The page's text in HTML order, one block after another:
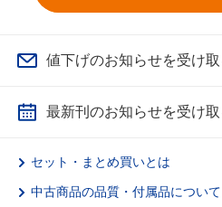
値下げのお知らせを受け取
最新刊のお知らせを受け取
セット・まとめ買いとは
中古商品の品質・付属品について